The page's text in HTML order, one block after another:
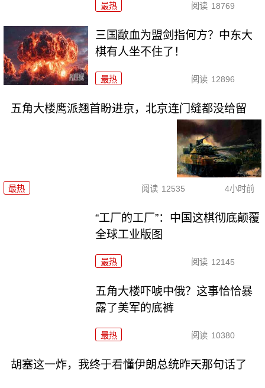
最热 阅读 18769
三国歃血为盟剑指何方？中东大
棋有人坐不住了！
最热 阅读 12896
五角大楼鹰派翘首盼进京，北京连门缝都没给留
最热 阅读 12535 4小时前
“工厂的工厂”：中国这棋彻底颠覆
全球工业版图
最热 阅读 12145
五角大楼吓唬中俄？这事恰恰暴
露了美军的底裤
最热 阅读 10380
胡塞这一炸，我终于看懂伊朗总统昨天那句话了